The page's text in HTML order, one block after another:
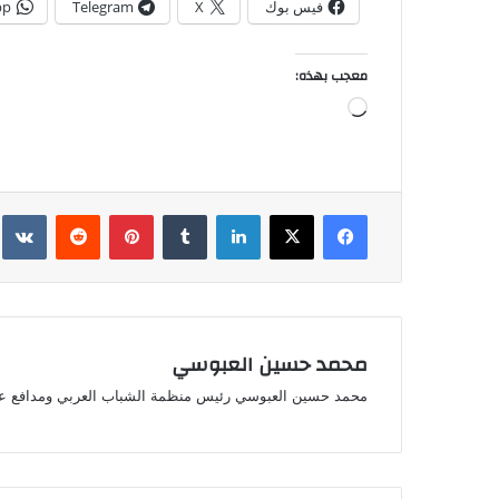
فيس بوك X
Telegram
معجب بهذه:
جاري
فيسبوك ‫X لينكدإن بينتيريست
محمد حسين العبوسي
محمد حسين العبوسي رئيس منظمة الشباب العربي ومدافع